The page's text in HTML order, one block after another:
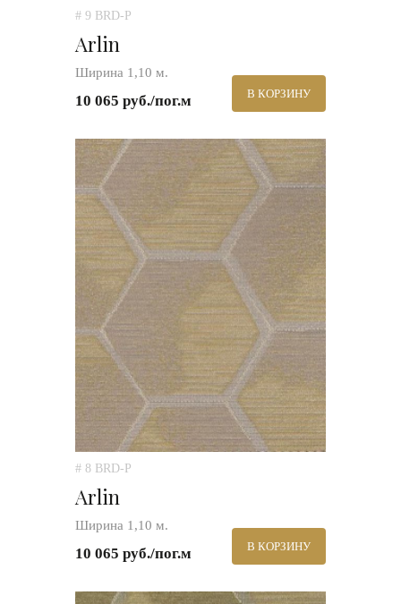
# 9 BRD-P
Arlin
Ширина 1,10 м.
10 065 руб./пог.м В КОРЗИНУ
# 8 BRD-P
Arlin
Ширина 1,10 м.
10 065 руб./пог.м В КОРЗИНУ